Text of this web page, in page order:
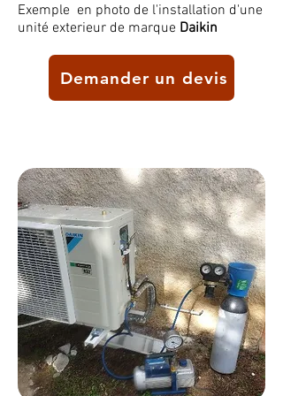
Exemple en photo de l'installation d'une
unité exterieur de marque Daikin
Demander un devis